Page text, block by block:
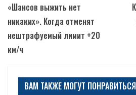
«Шансов выжить нет
никаких». Когда отменят
нештрафуемый лимит +20
км/ч
ВАМ ТАКЖЕ МОГУТ ПОНРАВИТЬСЯ